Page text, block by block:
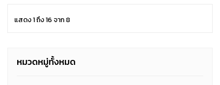
แสดง 1 ถึง 16 จาก 8
หมวดหมู่ทั้งหมด